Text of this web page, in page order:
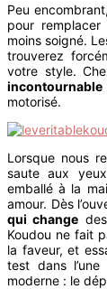
Peu
pour
moins soigné.
trouverez
votre style.
incontournable
motorisé.
Lorsque nous
saute aux
emballé à la
amour. Dès
qui change
Koudou ne fait
la faveur, et
test dans
moderne : le